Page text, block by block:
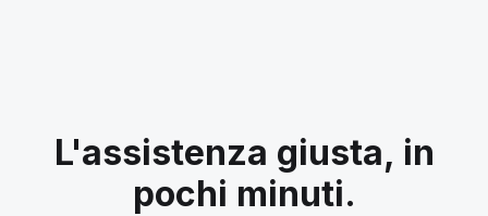
L'assistenza giusta, in
pochi minuti.